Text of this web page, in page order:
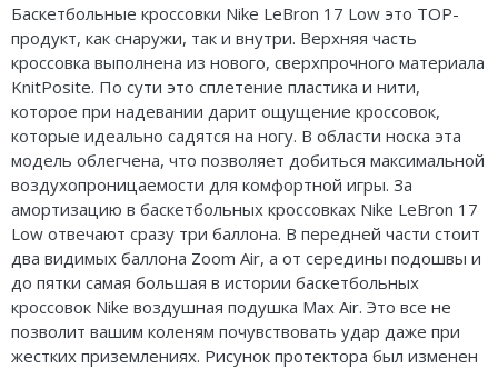
Баскетбольные кроссовки Nike LeBron 17 Low это TOP-
продукт, как снаружи, так и внутри. Верхняя часть
кроссовка выполнена из нового, сверхпрочного материала
KnitPosite. По сути это сплетение пластика и нити,
которое при надевании дарит ощущение кроссовок,
которые идеально садятся на ногу. В области носка эта
модель облегчена, что позволяет добиться максимальной
воздухопроницаемости для комфортной игры. За
амортизацию в баскетбольных кроссовках Nike LeBron 17
Low отвечают сразу три баллона. В передней части стоит
два видимых баллона Zoom Air, а от середины подошвы и
до пятки самая большая в истории баскетбольных
кроссовок Nike воздушная подушка Max Air. Это все не
позволит вашим коленям почувствовать удар даже при
жестких приземлениях. Рисунок протектора был изменен
Air Jordan 37
Air Jordan 36
Air Jordan 1
Air Jordan 3
Air Jordan 4
Air Jordan 5
Air Jordan 6
Air Jordan 7
adidas Adizero
adidas Harden
adidas Dame
adidas AE
Adidas Yeezy Boost 350 V2